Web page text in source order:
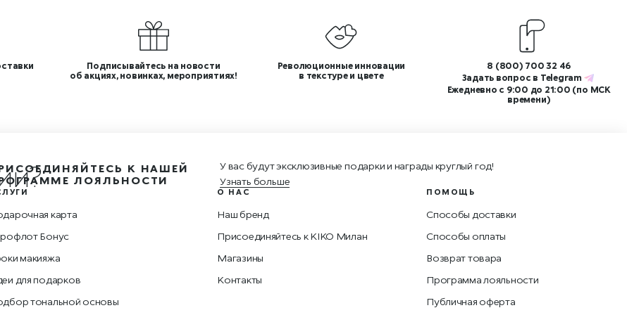
Подписывайтесь на новости
об акциях, новинках, мероприятиях!
Революционные инновации
в текстуре и цвете
8 (800) 700 32 46
Задать вопрос в Telegram
Ежедневно с 9:00 до 21:00 (по МСК
времени)
К НАШЕЙ
ЛОЯЛЬНОСТИ
У вас будут эксклюзивные подарки и награды круглый год!
Узнать больше
карта
Бонус
макияжа
для подарков
тональной основы
О НАС
Наш бренд
Присоединяйтесь к KIKO Милан
Магазины
Контакты
ПОМОЩЬ
Способы доставки
Способы оплаты
Возврат товара
Программа лояльности
Публичная оферта